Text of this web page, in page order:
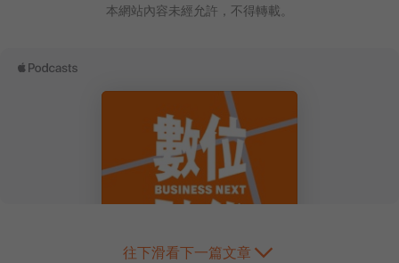
本網站內容未經允許，不得轉載。
往下滑看下一篇文章